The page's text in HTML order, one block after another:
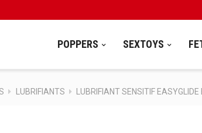
POPPERS SEXTOYS
LUBRIFIANTS LUBRIFIANT SENSITIF